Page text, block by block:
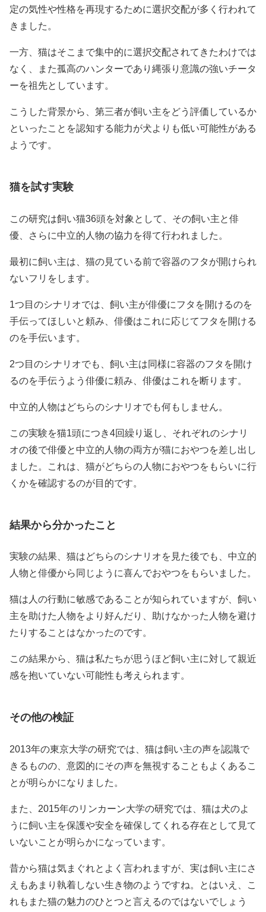
定の気性や性格を再現するために選択交配が多く行われて
きました。
一方、猫はそこまで集中的に選択交配されてきたわけでは
なく、また孤高のハンターであり縄張り意識の強いチータ
ーを祖先としています。
こうした背景から、第三者が飼い主をどう評価しているか
といったことを認知する能力が犬よりも低い可能性がある
ようです。
猫を試す実験
この研究は飼い猫36頭を対象として、その飼い主と俳
優、さらに中立的人物の協力を得て行われました。
最初に飼い主は、猫の見ている前で容器のフタが開けられ
ないフリをします。
1つ目のシナリオでは、飼い主が俳優にフタを開けるのを
手伝ってほしいと頼み、俳優はこれに応じてフタを開ける
のを手伝います。
2つ目のシナリオでも、飼い主は同様に容器のフタを開け
るのを手伝うよう俳優に頼み、俳優はこれを断ります。
中立的人物はどちらのシナリオでも何もしません。
この実験を猫1頭につき4回繰り返し、それぞれのシナリ
オの後で俳優と中立的人物の両方が猫におやつを差し出し
ました。これは、猫がどちらの人物におやつをもらいに行
くかを確認するのが目的です。
結果から分かったこと
実験の結果、猫はどちらのシナリオを見た後でも、中立的
人物と俳優から同じように喜んでおやつをもらいました。
猫は人の行動に敏感であることが知られていますが、飼い
主を助けた人物をより好んだり、助けなかった人物を避け
たりすることはなかったのです。
この結果から、猫は私たちが思うほど飼い主に対して親近
感を抱いていない可能性も考えられます。
その他の検証
2013年の東京大学の研究では、猫は飼い主の声を認識で
きるものの、意図的にその声を無視することもよくあるこ
とが明らかになりました。
また、2015年のリンカーン大学の研究では、猫は犬のよ
うに飼い主を保護や安全を確保してくれる存在として見て
いないことが明らかになっています。
昔から猫は気まぐれとよく言われますが、実は飼い主にさ
えもあまり執着しない生き物のようですね。とはいえ、こ
れもまた猫の魅力のひとつと言えるのではないでしょう